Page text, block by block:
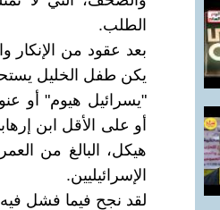
الطلب.
بعد عقود من الإنكار
يكن طفل الخليل
"يسرائيل هيوم" أو
أو على الأقل ابن
هيكل، البالغ من
الإسرائيليين.
لقد نجح فيما فشل